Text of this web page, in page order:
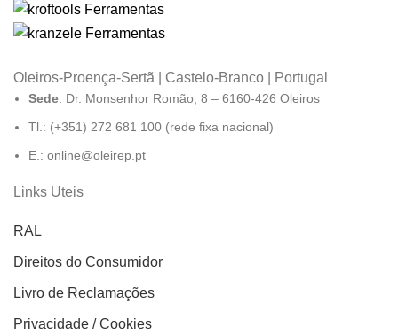
Oleiros-Proença-Sertã | Castelo-Branco | Portugal
Sede: Dr. Monsenhor Romão, 8 – 6160-426 Oleiros
Tl.: (+351) 272 681 100 (rede fixa nacional)
E.: online@oleirep.pt
Links Uteis
RAL
Direitos do Consumidor
Livro de Reclamações
Privacidade / Cookies